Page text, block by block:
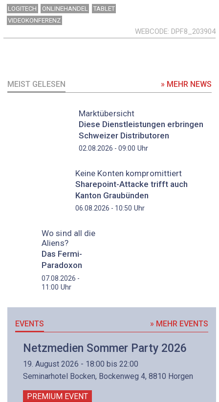
LOGITECH ONLINEHANDEL
TABLET
VIDEOKONFERENZ
WEBCODE DPF8_203904
MEIST GELESEN » MEHR NEWS
Marktübersicht
Diese Dienstleistungen erbringen
Schweizer Distributoren
02.08.2026 - 09:00 Uhr
Keine Konten kompromittiert
Sharepoint-Attacke trifft auch
Kanton Graubünden
06.08.2026 - 10:50 Uhr
Wo sind all die
Aliens?
Das Fermi-
Paradoxon
07.08.2026 -
11:00 Uhr
EVENTS » MEHR EVENTS
Netzmedien Sommer Party 2026
19. August 2026 - 18:00 bis 22:00
Seminarhotel Bocken, Bockenweg 4, 8810 Horgen
PREMIUM EVENT